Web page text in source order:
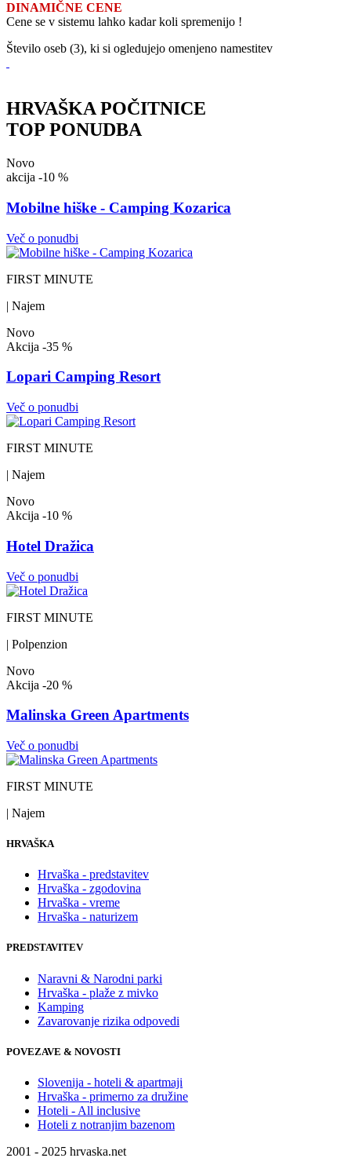
DINAMIČNE CENE
Cene se v sistemu lahko kadar koli spremenijo !
Število oseb (3), ki si ogledujejo omenjeno namestitev
HRVAŠKA POČITNICE
TOP PONUDBA
Novo
akcija -10 %
Mobilne hiške - Camping Kozarica
Več o ponudbi
FIRST MINUTE
| Najem
Novo
Akcija -35 %
Lopari Camping Resort
Več o ponudbi
FIRST MINUTE
| Najem
Novo
Akcija -10 %
Hotel Dražica
Več o ponudbi
FIRST MINUTE
| Polpenzion
Novo
Akcija -20 %
Malinska Green Apartments
Več o ponudbi
FIRST MINUTE
| Najem
HRVAŠKA
Hrvaška - predstavitev
Hrvaška - zgodovina
Hrvaška - vreme
Hrvaška - naturizem
PREDSTAVITEV
Naravni & Narodni parki
Hrvaška - plaže z mivko
Kamping
Zavarovanje rizika odpovedi
POVEZAVE & NOVOSTI
Slovenija - hoteli & apartmaji
Hrvaška - primerno za družine
Hoteli - All inclusive
Hoteli z notranjim bazenom
2001 - 2025 hrvaska.net